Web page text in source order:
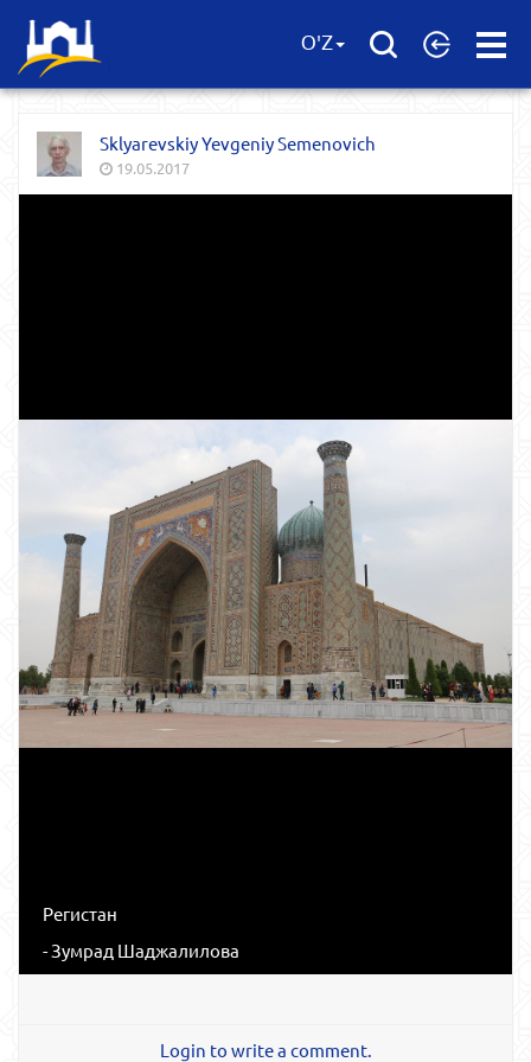
Open
O'Z
Sklyarevskiy Yevgeniy Semenovich
19.05.2017
Регистан
- Зумрад Шаджалилова
Login to write a comment.